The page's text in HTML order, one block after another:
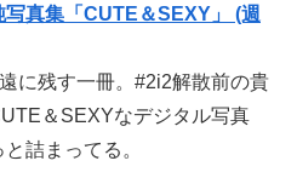
写真集「CUTE＆SEXY」 (週
に残す一冊。#2i2解散前の貴
＆SEXYなデジタル写真
詰まってる。